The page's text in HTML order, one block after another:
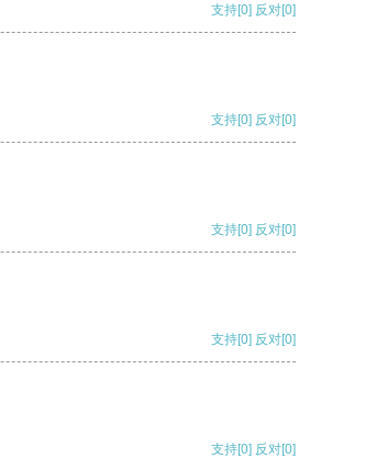
支持[0] 反对[0]
支持[0] 反对[0]
支持[0] 反对[0]
支持[0] 反对[0]
支持[0] 反对[0]